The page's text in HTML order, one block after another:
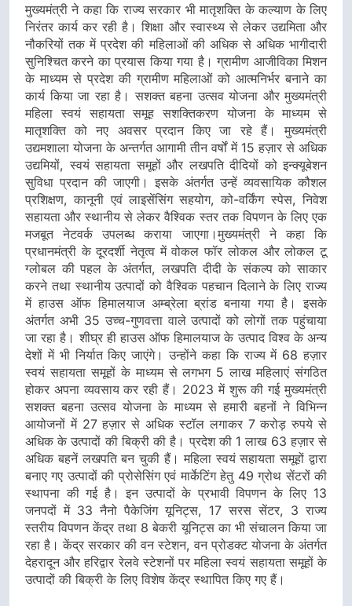
मुख्यमंत्री ने कहा कि राज्य सरकार भी मातृशक्ति के कल्याण के लिए
निरंतर कार्य कर रही है। शिक्षा और स्वास्थ्य से लेकर उद्यमिता और
नौकरियों तक में प्रदेश की महिलाओं की अधिक से अधिक भागीदारी
सुनिश्चित करने का प्रयास किया गया है। ग्रामीण आजीविका मिशन
के माध्यम से प्रदेश की ग्रामीण महिलाओं को आत्मनिर्भर बनाने का
कार्य किया जा रहा है। सशक्त बहना उत्सव योजना और मुख्यमंत्री
महिला स्वयं सहायता समूह सशक्तिकरण योजना के माध्यम से
मातृशक्ति को नए अवसर प्रदान किए जा रहे हैं। मुख्यमंत्री
उद्यमशाला योजना के अन्तर्गत आगामी तीन वर्षों में 15 हज़ार से अधिक
उद्यमियों, स्वयं सहायता समूहों और लखपति दीदियों को इन्क्यूबेशन
सुविधा प्रदान की जाएगी। इसके अंतर्गत उन्हें व्यवसायिक कौशल
प्रशिक्षण, कानूनी एवं लाइसेंसिंग सहयोग, को-वर्किंग स्पेस, निवेश
सहायता और स्थानीय से लेकर वैश्विक स्तर तक विपणन के लिए एक
मजबूत नेटवर्क उपलब्ध कराया जाएगा।मुख्यमंत्री ने कहा कि
प्रधानमंत्री के दूरदर्शी नेतृत्व में वोकल फॉर लोकल और लोकल टू
ग्लोबल की पहल के अंतर्गत, लखपति दीदी के संकल्प को साकार
करने तथा स्थानीय उत्पादों को वैश्विक पहचान दिलाने के लिए राज्य
में हाउस ऑफ हिमालयाज अम्ब्रेला ब्रांड बनाया गया है। इसके
अंतर्गत अभी 35 उच्च-गुणवत्ता वाले उत्पादों को लोगों तक पहुंचाया
जा रहा है। शीघ्र ही हाउस ऑफ हिमालयाज के उत्पाद विश्व के अन्य
देशों में भी निर्यात किए जाएंगे। उन्होंने कहा कि राज्य में 68 हज़ार
स्वयं सहायता समूहों के माध्यम से लगभग 5 लाख महिलाएं संगठित
होकर अपना व्यवसाय कर रही हैं। 2023 में शुरू की गई मुख्यमंत्री
सशक्त बहना उत्सव योजना के माध्यम से हमारी बहनों ने विभिन्न
आयोजनों में 27 हज़ार से अधिक स्टॉल लगाकर 7 करोड़ रुपये से
अधिक के उत्पादों की बिक्री की है। प्रदेश की 1 लाख 63 हज़ार से
अधिक बहनें लखपति बन चुकी हैं। महिला स्वयं सहायता समूहों द्वारा
बनाए गए उत्पादों की प्रोसेसिंग एवं मार्केटिंग हेतु 49 ग्रोथ सेंटरों की
स्थापना की गई है। इन उत्पादों के प्रभावी विपणन के लिए 13
जनपदों में 33 नैनो पैकेजिंग यूनिट्स, 17 सरस सेंटर, 3 राज्य
स्तरीय विपणन केंद्र तथा 8 बेकरी यूनिट्स का भी संचालन किया जा
रहा है। केंद्र सरकार की वन स्टेशन, वन प्रोडक्ट योजना के अंतर्गत
देहरादून और हरिद्वार रेलवे स्टेशनों पर महिला स्वयं सहायता समूहों के
उत्पादों की बिक्री के लिए विशेष केंद्र स्थापित किए गए हैं।